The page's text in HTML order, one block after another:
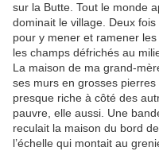
sur la Butte. Tout le monde
dominait le village. Deux
pour y mener et ramener
les champs défrichés au
La maison de ma grand-
ses murs en grosses
presque riche à côté des
pauvre, elle aussi. Une
reculait la maison du bord
l’échelle qui montait au